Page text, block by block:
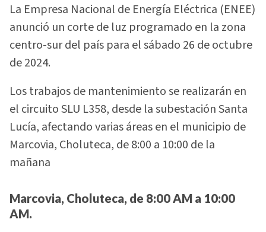
La Empresa Nacional de Energía Eléctrica (ENEE)
anunció un corte de luz programado en la zona
centro-sur del país para el sábado 26 de octubre
de 2024.
Los trabajos de mantenimiento se realizarán en
el circuito SLU L358, desde la subestación Santa
Lucía, afectando varias áreas en el municipio de
Marcovia, Choluteca, de 8:00 a 10:00 de la
mañana
Marcovia, Choluteca, de 8:00 AM a 10:00
AM.